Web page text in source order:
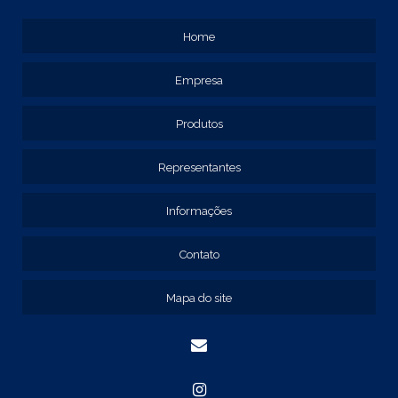
CAIXA METÁLICA PARA QUADRO ELÉTRICO
QUADRO DE COMANDO 60X40X20
Home
Empresa
Produtos
Representantes
Informações
Contato
Mapa do site